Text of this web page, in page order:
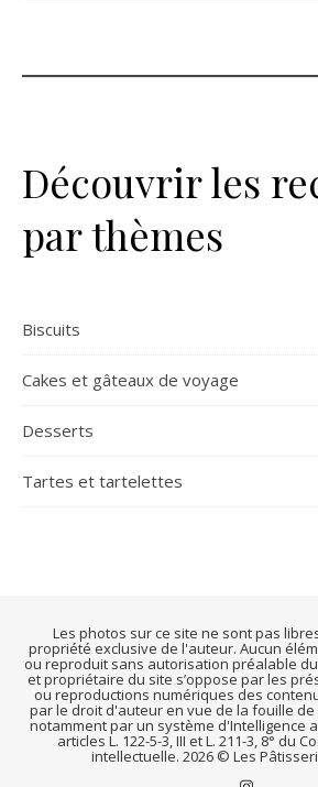
Découvrir les
par thèmes
Biscuits
Cakes et gâteaux de voyage
Desserts
Tartes et tartelettes
Les photos sur ce site ne sont pas
propriété exclusive de l'auteur. Aucun
ou reproduit sans autorisation préalable
et propriétaire du site s’oppose par les
ou reproductions numériques des
par le droit d'auteur en vue de la fouille
notamment par un système d'Intelligence
articles L. 122-5-3, III et L. 211-3, 8° du
intellectuelle. 2026 © Les